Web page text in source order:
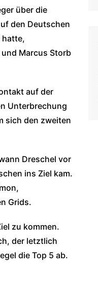
über die
den Deutschen
hatte,
Marcus Storb
auf der
Unterbrechung
sich den zweiten
Dreschel vor
ins Ziel kam.
Grids.
zu kommen.
der letztlich
die Top 5 ab.